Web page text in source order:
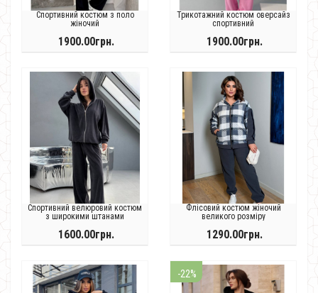
Спортивний костюм з поло
жіночий
1900.00грн.
Трикотажний костюм оверсайз
спортивний
1900.00грн.
Спортивний велюровий костюм
з широкими штанами
1600.00грн.
Флісовий костюм жіночий
великого розміру
1290.00грн.
-22%